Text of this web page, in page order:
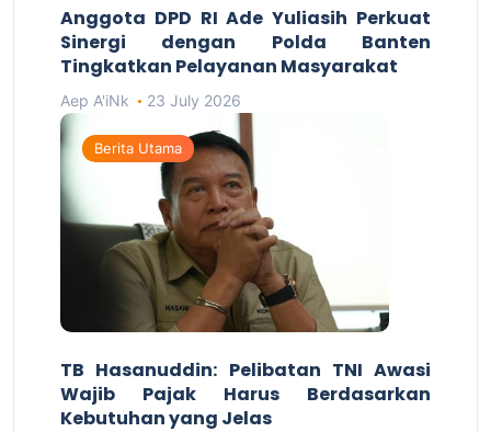
Anggota DPD RI Ade Yuliasih Perkuat
Sinergi dengan Polda Banten
Tingkatkan Pelayanan Masyarakat
Aep A'iNk 23 July 2026
Berita Utama
TB Hasanuddin: Pelibatan TNI Awasi
Wajib Pajak Harus Berdasarkan
Kebutuhan yang Jelas